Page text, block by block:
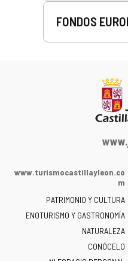
FONDOS
la
de
Castilla
y
León
www.turismocastillayleon.co
m
PATRIMONIO Y CULTURA
ENOTURISMO Y GASTRONOMÍA
NATURALEZA
CONÓCELO